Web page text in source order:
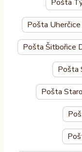
Pošta
Pošta Uherčice
Pošta Šitbořice
Pošta
Pošta